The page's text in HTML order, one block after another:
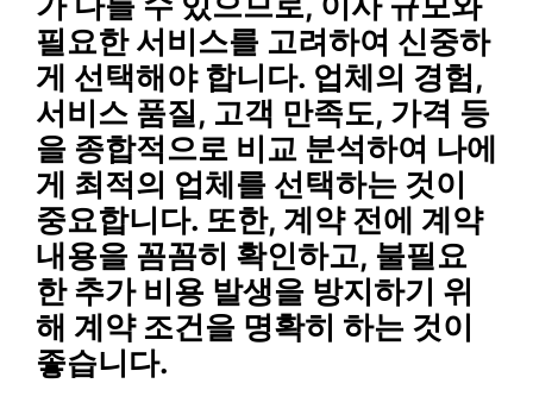
필요한 서비스를 고려하여 신중하
게 선택해야 합니다. 업체의 경험,
서비스 품질, 고객 만족도, 가격 등
을 종합적으로 비교 분석하여 나에
게 최적의 업체를 선택하는 것이
중요합니다. 또한, 계약 전에 계약
내용을 꼼꼼히 확인하고, 불필요
한 추가 비용 발생을 방지하기 위
해 계약 조건을 명확히 하는 것이
좋습니다.